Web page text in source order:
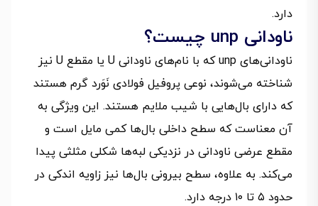
دارد.
ناودانی unp چیست؟
ناودانی‌های unp که با نام‌های ناودانی U یا مقطع U نیز
شناخته می‌شوند، نوعی پروفیل فولادی نَوَرد گرم هستند
که دارای بال‌هایی با شیب ملایم‌ هستند. این ویژگی به
آن معناست که سطح داخلی بال‌ها کمی مایل است و
مقطع عرضی ناودانی در نزدیکی لبه‌ها شکلی مثلثی پیدا
می‌کند. به علاوه، سطح بیرونی بال‌ها نیز زاویه اندکی در
حدود ۵ تا ۱۰ درجه دارد.